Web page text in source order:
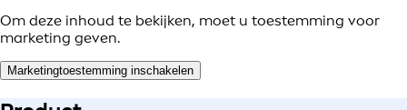
Om deze inhoud te bekijken, moet u toestemming voor
marketing geven.
Marketingtoestemming inschakelen